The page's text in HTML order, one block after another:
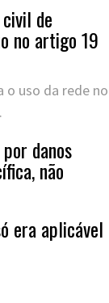
de
no artigo 19
o uso da rede no
danos
não
era aplicável